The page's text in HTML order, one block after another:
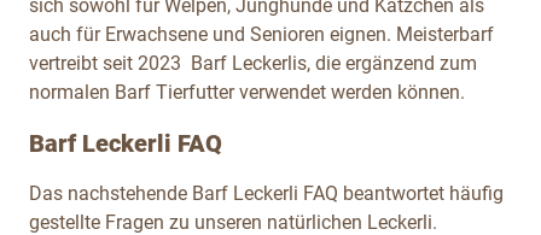
sich sowohl für Welpen, Junghunde und Kätzchen als
auch für Erwachsene und Senioren eignen. Meisterbarf
vertreibt seit 2023 Barf Leckerlis, die ergänzend zum
normalen Barf Tierfutter verwendet werden können.
Barf Leckerli FAQ
Das nachstehende Barf Leckerli FAQ beantwortet häufig
gestellte Fragen zu unseren natürlichen Leckerli.